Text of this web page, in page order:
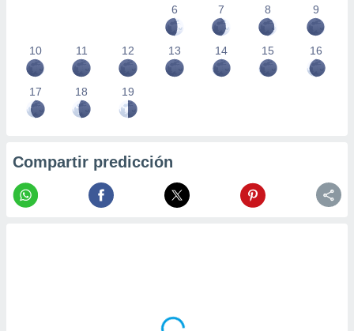
6
7 8 9
10 11 12 13 14 15 16
17 18 19
Compartir predicción